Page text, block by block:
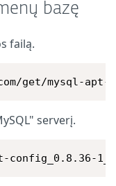
bazę
failą.
get/mysql-apt-
serverį.
config_0.8.36-